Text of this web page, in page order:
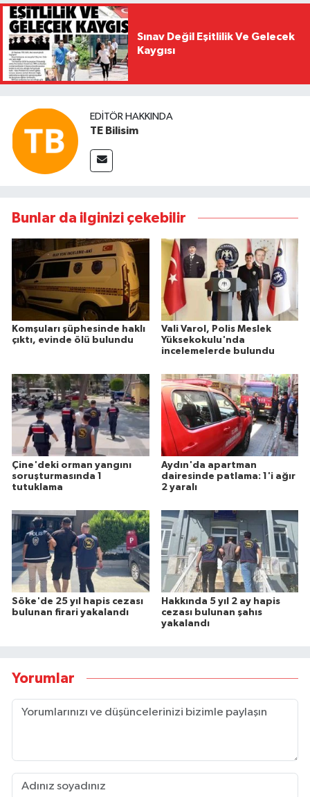
Sınav Değil Eşitlilik Ve Gelecek
Kaygısı
EDITÖR HAKKINDA
TE Bilisim
Bunlar da ilginizi çekebilir
Komşuları şüphesinde haklı
çıktı, evinde ölü bulundu
Vali Varol, Polis Meslek
Yüksekokulu'nda
incelemelerde bulundu
Çine'deki orman yangını
soruşturmasında 1
tutuklama
Aydın'da apartman
dairesinde patlama: 1'i ağır
2 yaralı
Söke'de 25 yıl hapis cezası
bulunan firari yakalandı
Hakkında 5 yıl 2 ay hapis
cezası bulunan şahıs
yakalandı
Yorumlar